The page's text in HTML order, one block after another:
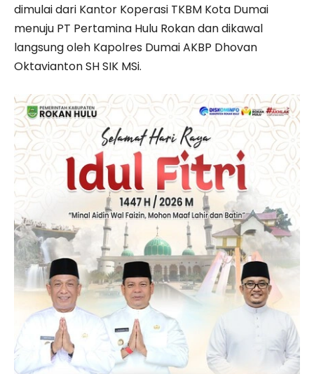
dimulai dari Kantor Koperasi TKBM Kota Dumai
menuju PT Pertamina Hulu Rokan dan dikawal
langsung oleh Kapolres Dumai AKBP Dhovan
Oktavianton SH SIK MSi.